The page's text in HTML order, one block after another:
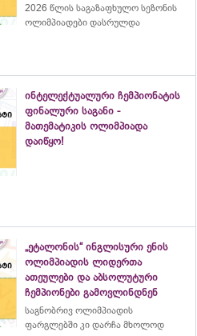
2026 წლის საგაზაფხულო სეზონის
ოლიმპიადები დასრულდა
ინტელექტუალური ჩემპიონატის
ფინალური საგანი -
მათემატიკის ოლიმპიადა
დაიწყო!
„ეტალონის“ ინგლისური ენის
ოლიმპიადის ლიდერთა
ათეულები და აბსოლუტური
ჩემპიონები გამოვლინდნენ
საგნობრივ ოლიმპიადის
ფარგლებში კი დარჩა მხოლოდ